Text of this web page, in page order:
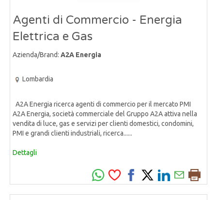
Agenti di Commercio - Energia
Elettrica e Gas
Azienda/Brand: A2A Energia
Lombardia
A2A Energia ricerca agenti di commercio per il mercato PMI
A2A Energia, società commerciale del Gruppo A2A attiva nella
vendita di luce, gas e servizi per clienti domestici, condomini,
PMI e grandi clienti industriali, ricerca......
Dettagli